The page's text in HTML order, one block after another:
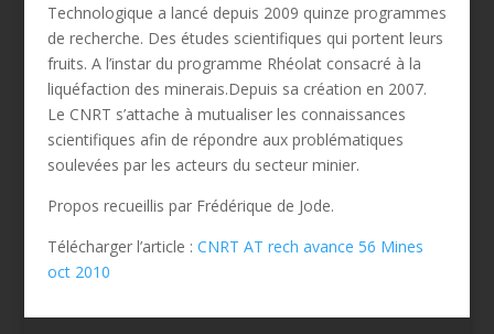
Technologique a lancé depuis 2009 quinze programmes
de recherche. Des études scientifiques qui portent leurs
fruits. A l’instar du programme Rhéolat consacré à la
liquéfaction des minerais.Depuis sa création en 2007.
Le CNRT s’attache à mutualiser les connaissances
scientifiques afin de répondre aux problématiques
soulevées par les acteurs du secteur minier.
Propos recueillis par Frédérique de Jode.
Télécharger l’article : CNRT AT rech avance 56 Mines
oct 2010